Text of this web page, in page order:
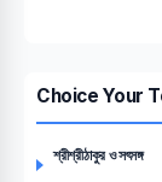
Choice Your
শ্রীশ্রীঠাকুর ও সৎসঙ্গ